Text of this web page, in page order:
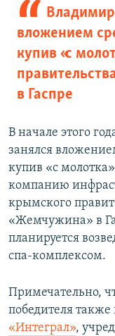
вложением
купив «с
в Гаспре
В начале этого
занялся
купив «с
компанию
крымского
«Жемчужина» в
планируется
спа-комплексом.
Примечательно,
победителя также
«Интеграл»,